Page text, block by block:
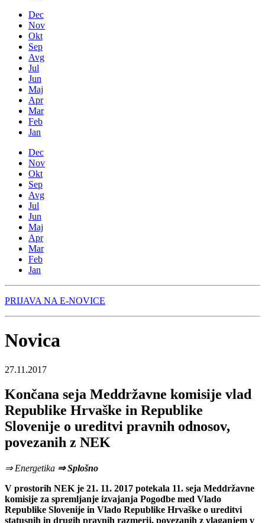
Dec
Nov
Okt
Sep
Avg
Jul
Jun
Maj
Apr
Mar
Feb
Jan
Dec
Nov
Okt
Sep
Avg
Jul
Jun
Maj
Apr
Mar
Feb
Jan
PRIJAVA NA E-NOVICE
Novica
27.11.2017
Končana seja Meddržavne komisije vlad
Republike Hrvaške in Republike
Slovenije o ureditvi pravnih odnosov,
povezanih z NEK
⇒ Energetika ⇒ Splošno
V prostorih NEK je 21. 11. 2017 potekala 11. seja Meddržavne
komisije za spremljanje izvajanja Pogodbe med Vlado
Republike Slovenije in Vlado Republike Hrvaške o ureditvi
statusnih in drugih pravnih razmerij, povezanih z vlaganjem v